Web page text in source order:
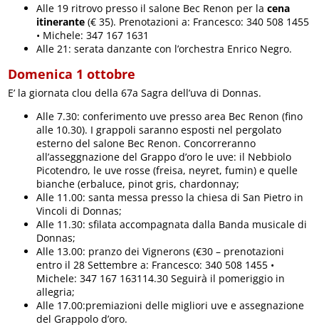
Alle 19 ritrovo presso il salone Bec Renon per lacena
itinerante (€ 35). Prenotazioni a: Francesco: 340 508 1455
• Michele: 347 167 1631
Alle 21: serata danzante con l’orchestra Enrico Negro.
Domenica 1 ottobre
E’ la giornata clou della 67a Sagra dell’uva di Donnas.
Alle 7.30: conferimento uve presso area Bec Renon (fino
alle 10.30). I grappoli saranno esposti nel pergolato
esterno del salone Bec Renon. Concorreranno
all’asseggnazione del Grappo d’oro le uve: il Nebbiolo
Picotendro, le uve rosse (freisa, neyret, fumin) e quelle
bianche (erbaluce, pinot gris, chardonnay;
Alle 11.00: santa messa presso la chiesa di San Pietro in
Vincoli di Donnas;
Alle 11.30: sfilata accompagnata dalla Banda musicale di
Donnas;
Alle 13.00: pranzo dei Vignerons (€30 – prenotazioni
entro il 28 Settembre a: Francesco: 340 508 1455 •
Michele: 347 167 163114.30 Seguirà il pomeriggio in
allegria;
Alle 17.00:premiazioni delle migliori uve e assegnazione
del Grappolo d’oro.